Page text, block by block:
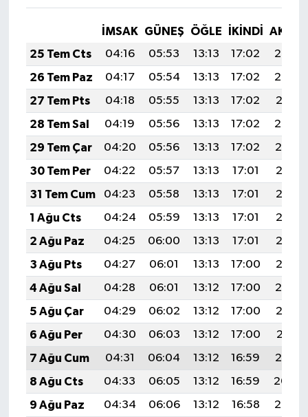
İMSAK GÜNEŞ ÖĞLE İKINDI
25 Tem Cts
04:16 05:53 13:13 17:02
20:22
26 Tem Paz
04:17 05:54 13:13 17:02
20:22
27 Tem Pts
04:18 05:55 13:13 17:02
20:21
28 Tem Sal
04:19 05:56 13:13 17:02
20:20
29 Tem Çar
04:20 05:56 13:13 17:02
20:19
30 Tem Per
04:22 05:57 13:13 17:01
20:18
31 Tem Cum
04:23 05:58 13:13 17:01
20:17
1 Ağu Cts
04:24 05:59 13:13 17:01
20:16
2 Ağu Paz
04:25 06:00 13:13 17:01
20:16
3 Ağu Pts
04:27 06:01 13:13 17:00
20:15
4 Ağu Sal
04:28 06:01 13:12 17:00
20:14
5 Ağu Çar
04:29 06:02 13:12 17:00
20:13
6 Ağu Per
04:30 06:03 13:12 17:00
20:11
7 Ağu Cum
04:31 06:04 13:12 16:59
20:10
8 Ağu Cts
04:33 06:05 13:12 16:59
20:09
9 Ağu Paz
04:34 06:06 13:12 16:58
20:08